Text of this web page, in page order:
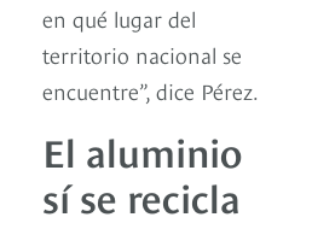
en qué lugar del
territorio nacional se
encuentre”, dice Pérez.
El aluminio
sí se recicla